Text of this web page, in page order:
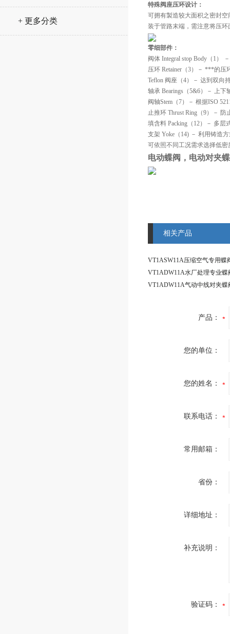
+ 更多分类
特殊阀座压环设计：
可拥有製造较大面积之密封
装于管路末端，需注意将压
零细部件：
阀体 Integral stop Body（1）
压环 Retainer（3）－ ***的
Teflon 阀座（4）－ 达到双向
轴承 Bearings（5&6）－ 上下
阀轴Stem（7）－ 根据ISO
止推环 Thrust Ring（9）－
填含料 Packing（12）－ 多层
支架 Yoke（14) － 利用铸造
可依照不同工况需求选择低
电动蝶阀， 电动对夹
相关产品
产品：
您的单位：
您的姓名：
联系电话：
常用邮箱：
省份：
详细地址：
补充说明：
验证码：